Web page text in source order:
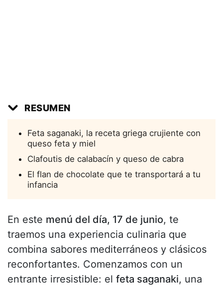
RESUMEN
Feta saganaki, la receta griega crujiente con
queso feta y miel
Clafoutis de calabacín y queso de cabra
El flan de chocolate que te transportará a tu
infancia
En este menú del día, 17 de junio, te
traemos una experiencia culinaria que
combina sabores mediterráneos y clásicos
reconfortantes. Comenzamos con un
entrante irresistible: el feta saganaki, una